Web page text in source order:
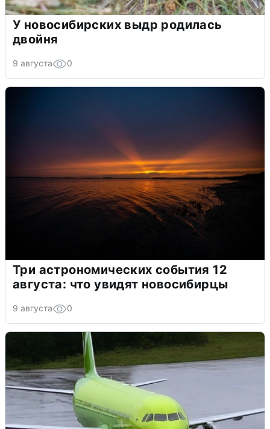
У новосибирских выдр родилась
двойня
9 августа 0
Три астрономических события 12
августа: что увидят новосибирцы
9 августа 0